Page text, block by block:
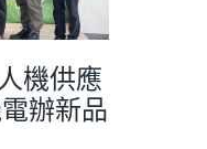
機供應
辦新品